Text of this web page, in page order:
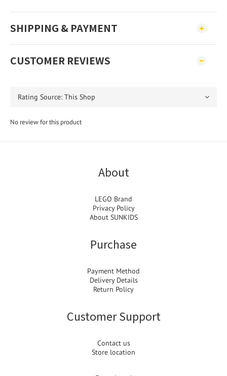
SHIPPING & PAYMENT
CUSTOMER REVIEWS
No review for this product
About
LEGO Brand
Privacy Policy
About SUNKIDS
Purchase
Payment Method
Delivery Details
Return Policy
Customer Support
Contact us
Store location